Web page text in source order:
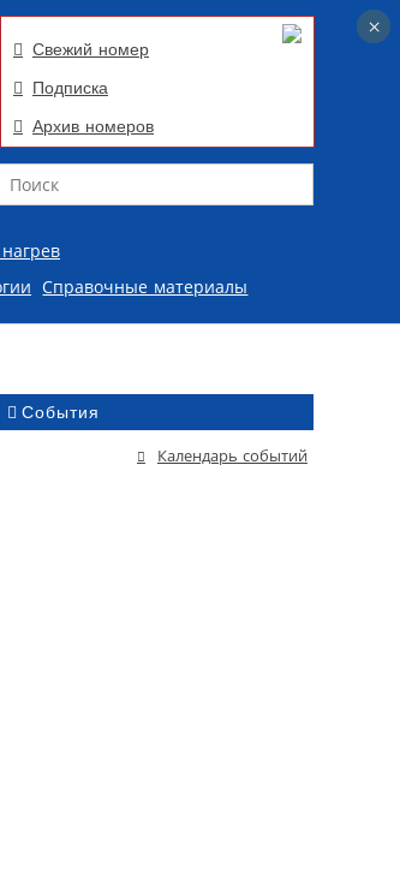
Свежий номер
Подписка
Архив номеров
Поиск
Справочные материалы
События
Календарь событий
×
×